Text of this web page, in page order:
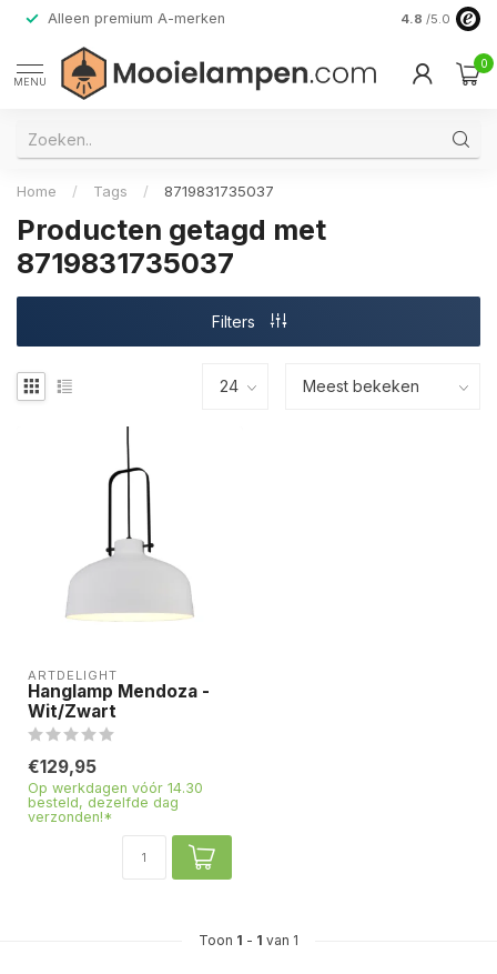
Alleen premium A-merken 4.8 /5.0
MENU
0
Home / Tags / 8719831735037
Producten getagd met
8719831735037
Filters
ARTDELIGHT
Hanglamp Mendoza -
Wit/Zwart
€129,95
Op werkdagen vóór 14.30
besteld, dezelfde dag
verzonden!*
Toon 1 - 1 van 1